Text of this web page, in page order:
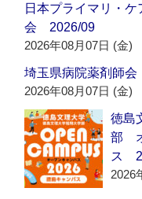
日本プライマリ・
会 2026/09
2026年08月07日 (金)
埼玉県病院薬剤師
2026年08月07日 (金)
徳島
部
ス
2026